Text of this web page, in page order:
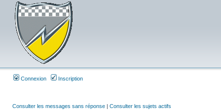
Connexion Inscription
Consulter les messages sans réponse | Consulter les sujets actifs